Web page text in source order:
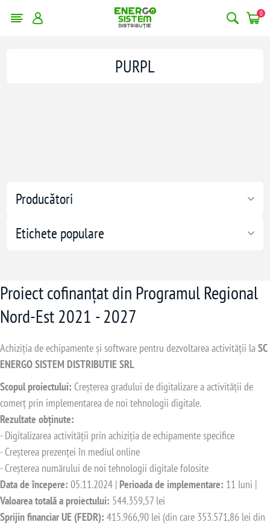
0
Producători
Etichete populare
PURPL
Proiect cofinanțat din Programul Regional
Nord-Est 2021 - 2027
Achiziția de echipamente și software pentru dezvoltarea activității laSC
ENERGO SISTEM DISTRIBUTIE SRL
Scopul proiectului: Creșterea gradului de digitalizare a activității de
comerț prin implementarea de noi tehnologii digitale.
Rezultate obținute:
- Digitalizarea activității prin achiziția de echipamente specifice
- Creșterea prezenței în mediul online
- Creșterea numărului de noi tehnologii digitale folosite
Data de începere: 05.11.2024 | Perioada de implementare: 11 luni |
Valoarea totală a proiectului: 544.359,57 lei
Sprijin financiar UE (FEDR): 415.966,90 lei (din care 353.571,86 lei din